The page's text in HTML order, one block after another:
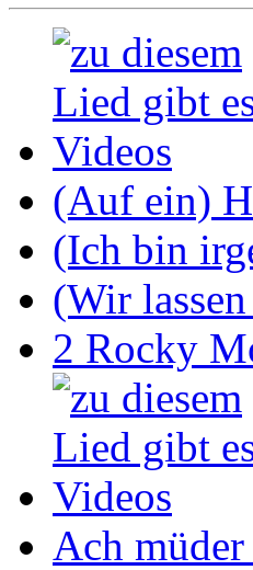
(Auf ein)
(Ich bin
(Wir
2 Rocky
Ach